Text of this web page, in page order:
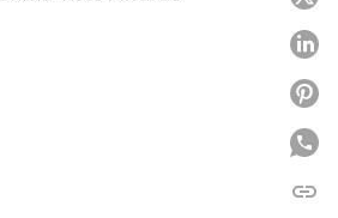
link